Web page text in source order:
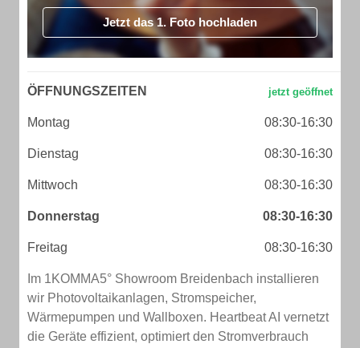
Jetzt das 1. Foto hochladen
ÖFFNUNGSZEITEN
Montag 08:30-16:30
Dienstag 08:30-16:30
Mittwoch 08:30-16:30
Donnerstag 08:30-16:30
Freitag 08:30-16:30
Im 1KOMMA5° Showroom Breidenbach installieren
wir Photovoltaikanlagen, Stromspeicher,
Wärmepumpen und Wallboxen. Heartbeat AI vernetzt
die Geräte effizient, optimiert den Stromverbrauch